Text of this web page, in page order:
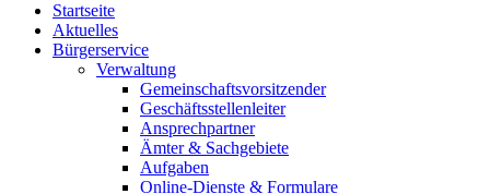
Startseite
Aktuelles
Bürgerservice
Verwaltung
Gemeinschaftsvorsitzender
Geschäftsstellenleiter
Ansprechpartner
Ämter & Sachgebiete
Aufgaben
Online-Dienste & Formulare